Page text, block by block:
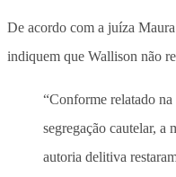
De acordo com a juíza
indiquem que Wallison não
“Conforme relatado na
segregação cautelar, a
autoria delitiva